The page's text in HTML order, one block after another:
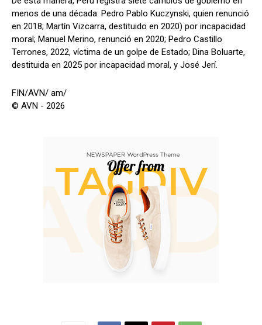
menos de una década: Pedro Pablo Kuczynski, quien renunció
en 2018; Martín Vizcarra, destituido en 2020) por incapacidad
moral; Manuel Merino, renunció en 2020; Pedro Castillo
Terrones, 2022, víctima de un golpe de Estado; Dina Boluarte,
destituida en 2025 por incapacidad moral, y José Jerí.
FIN/AVN/ am/
© AVN - 2026